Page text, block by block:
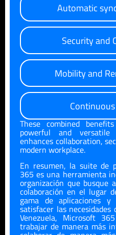
Automatic
Security and
Mobility and
These combined
powerful and
enhances collaboration,
modern workplace.
En resumen, la suite de
365 es una herramienta
organización que busque
colaboración en el lugar
gama de aplicaciones y
satisfacer las necesidades
Venezuela, Microsoft 365
trabajar de manera más